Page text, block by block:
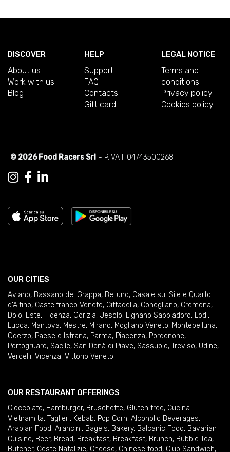
DISCOVER
About us
Work with us
Blog
HELP
Support
FAQ
Contacts
Gift card
LEGAL NOTICE
Terms and
conditions
Privacy policy
Cookies policy
© 2026 Food Racers Srl - P.IVA IT04743500268
OUR CITIES
Aviano, Bassano del Grappa, Belluno, Casale sul Sile e Quarto
d'Altino, Castelfranco Veneto, Cittadella, Conegliano, Cremona,
Dolo, Este, Fidenza, Gorizia, Jesolo, Lignano Sabbiadoro, Lodi,
Lucca, Mantova, Mestre, Mirano, Mogliano Veneto, Montebelluna,
Oderzo, Paese e Istrana, Parma, Piacenza, Pordenone,
Portogruaro, Sacile, San Donà di Piave, Sassuolo, Treviso, Udine,
Vercelli, Vicenza, Vittorio Veneto
OUR RESTAURANT OFFERINGS
Cioccolato, Hamburger, Bruschette, Gluten free, Cucina
Vietnamita, Taglieri, Kebab, Pop Corn, Alcoholic Beverages,
Arabian Food, Arancini, Bagels, Bakery, Balcanic Food, Bavarian
Cuisine, Beer, Bread, Breakfast, Breakfast, Brunch, Bubble Tea,
Butcher, Ceste Natalizie, Cheese, Chinese food, Club Sandwich,